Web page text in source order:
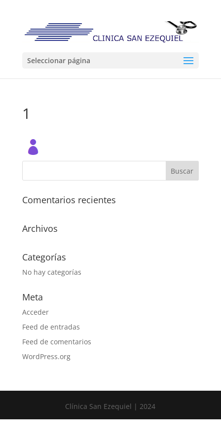
Seleccionar página
1
Comentarios recientes
Archivos
Categorías
No hay categorías
Meta
Acceder
Feed de entradas
Feed de comentarios
WordPress.org
Clínica San Ezequiel | 2024